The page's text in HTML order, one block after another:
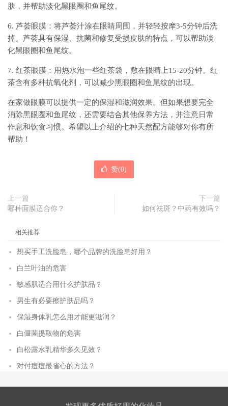
肤，并帮助淡化黑眼圈和鱼尾纹。
6. 芦荟眼膜：将芦荟汁涂在眼睛周围，并轻轻按摩3-5分钟后洗
掉。芦荟具有保湿、抗菌和修复受损皮肤的特点，可以帮助淡
化黑眼圈和鱼尾纹。
7. 红茶眼膜：用热水泡一些红茶袋，敷在眼睛上15-20分钟。红
茶含有多种抗氧化剂，可以减少黑眼圈和鱼尾纹的出现。
在家做眼膜可以提供一定的保湿和滋润效果。但如果想要完全
消除黑眼圈和鱼尾纹，还需要结合其他保养方法，并注意日常
作息和饮食习惯。希望以上介绍的七种天然配方能够对你有所
帮助！
赞(0)
上一篇
哪种面膜适合你？
下一篇
如何祛斑？中药有效吗？
相关推荐
想买手工洗脸皂，哪个品牌的洗脸皂好用？
白兰叶油的危害
敏感肌适合用什么护肤品？
男生有必要擦护肤品吗？
保湿身体乳怎么用才能更滋润？
白僵菌提取物的危害
白松露水乳精华多久见效？
对付痘痘最省心的方法？